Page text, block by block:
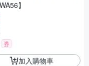
】
券
加入購物車